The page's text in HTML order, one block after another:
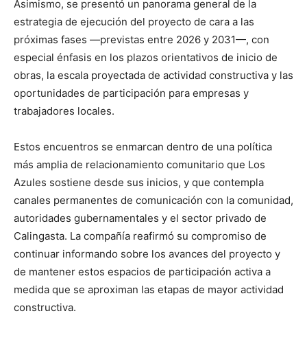
Asimismo, se presentó un panorama general de la
estrategia de ejecución del proyecto de cara a las
próximas fases —previstas entre 2026 y 2031—, con
especial énfasis en los plazos orientativos de inicio de
obras, la escala proyectada de actividad constructiva y las
oportunidades de participación para empresas y
trabajadores locales.
Estos encuentros se enmarcan dentro de una política
más amplia de relacionamiento comunitario que Los
Azules sostiene desde sus inicios, y que contempla
canales permanentes de comunicación con la comunidad,
autoridades gubernamentales y el sector privado de
Calingasta. La compañía reafirmó su compromiso de
continuar informando sobre los avances del proyecto y
de mantener estos espacios de participación activa a
medida que se aproximan las etapas de mayor actividad
constructiva.